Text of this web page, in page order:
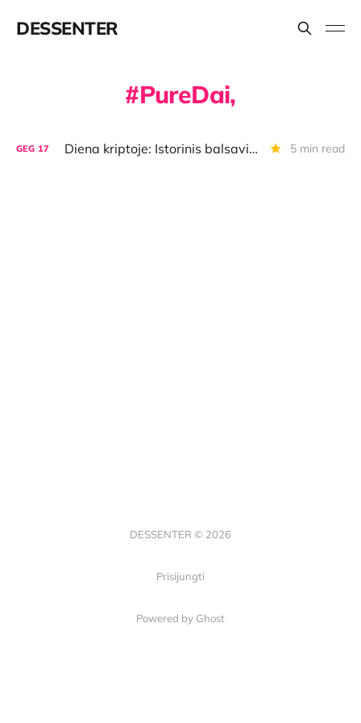
DESSENTER
PureDai,
GEG 17 Diena kriptoje: Istorinis balsavimas JAV, tylieji BTC mokėjimai, milžinė birža svarsto imtis BTC 5 min read
DESSENTER © 2026
Prisijungti
Powered by Ghost